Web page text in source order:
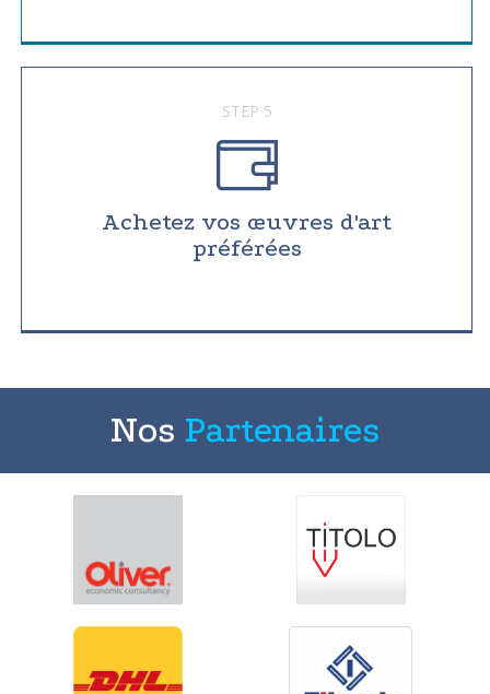
STEP 5
Achetez vos œuvres d'art
préférées
Nos Partenaires